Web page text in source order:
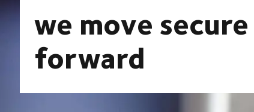
we move
forward